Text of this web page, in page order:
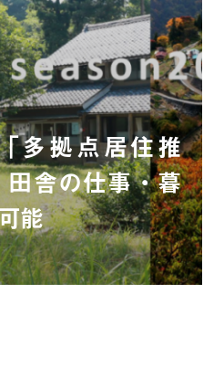
多拠点居住推
舎の仕事・暮
能